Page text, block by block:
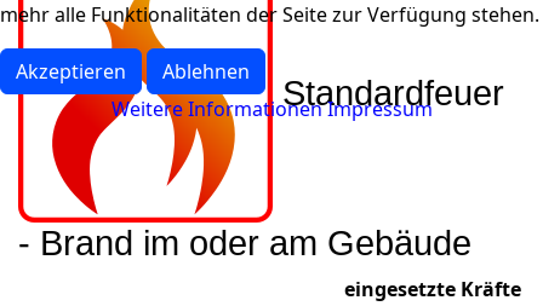
Standardfeuer
- Brand im oder am Gebäude
eingesetzte Kräfte
mehr alle Funktionalitäten der Seite zur Verfügung stehen.
Akzeptieren
Ablehnen
Weitere InformationenImpressum